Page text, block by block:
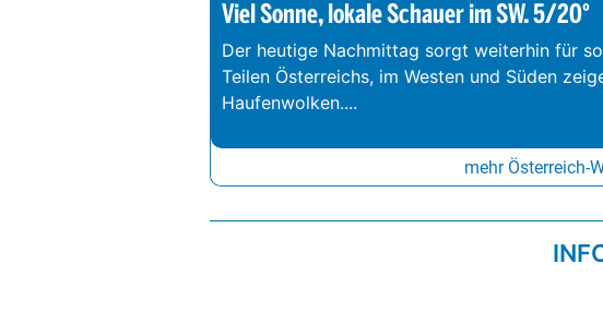
Viel Sonne, lokale Schauer im SW. 5/20°
Der heutige Nachmittag sorgt weiterhin für
Teilen Österreichs, im Westen und Süden
Haufenwolken....
mehr Österreich-